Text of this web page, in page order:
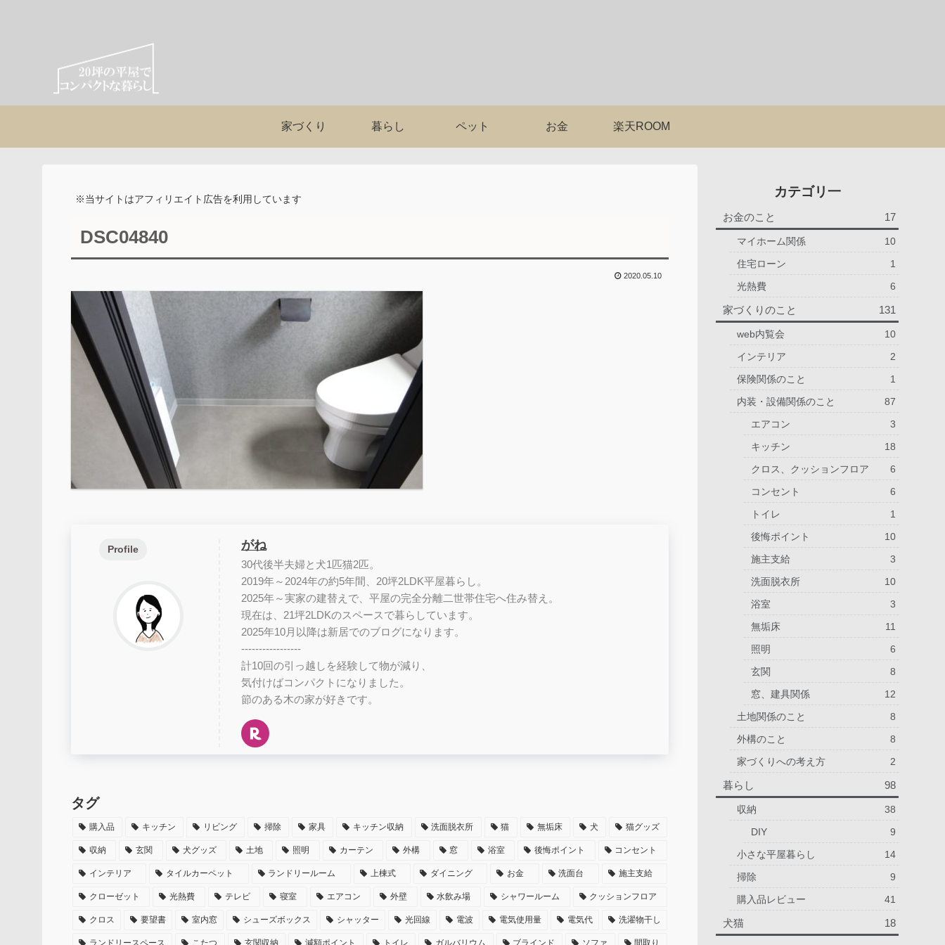
家づくり 暮らし ペット お金 楽天ROOM
※当サイトはアフィリエイト広告を利用しています
DSC04840
2020.05.10
Profile がね
30代後半夫婦と犬1匹猫2匹。
2019年～2024年の約5年間、20坪2LDK平屋暮らし。
2025年～実家の建替えで、平屋の完全分離二世帯住宅へ住み替え。
現在は、21坪2LDKのスペースで暮らしています。
2025年10月以降は新居でのブログになります。
-----------------
計10回の引っ越しを経験して物が減り、
気付けばコンパクトになりました。
節のある木の家が好きです。
タグ
購入品 キッチン リビング 掃除 家具 キッチン収納 洗面脱衣所 猫 無垢床 犬 猫グッズ
収納 玄関 犬グッズ 土地 照明 カーテン 外構 窓 浴室 後悔ポイント コンセント
インテリア タイルカーペット ランドリールーム 上棟式 ダイニング お金 洗面台 施主支給
クローゼット 光熱費 テレビ 寝室 エアコン 外壁 水飲み場 シャワールーム クッションフロア
クロス 要望書 室内窓 シューズボックス シャッター 光回線 電波 電気使用量 電気代 洗濯物干し
カテゴリ一
お金のこと 17
マイホーム関係
10
住宅ローン
1
光熱費
6
家づくりのこと 131
web内覧会
10
インテリア
2
保険関係のこと
1
内装・設備関係のこと
87
エアコン
3
キッチン
18
クロス、クッションフロア
6
コンセント
6
トイレ
1
後悔ポイント
10
施主支給
3
洗面脱衣所
10
浴室
3
無垢床
11
照明
6
玄関
8
窓、建具関係
12
土地関係のこと
8
外構のこと
8
家づくりへの考え方
2
暮らし 98
収納
38
DIY
9
小さな平屋暮らし
14
掃除
9
購入品レビュー
41
犬猫 18